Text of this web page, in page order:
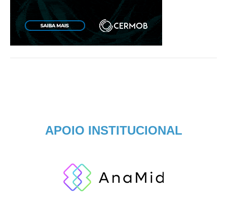
APOIO INSTITUCIONAL